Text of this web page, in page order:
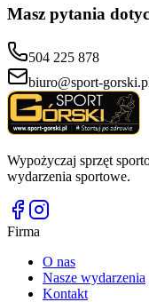
Masz pytania
504 225 878
biuro@sport-
Wypożyczaj sprzęt
wydarzenia sportowe.
Firma
O nas
Nasze wydarzenia
Kontakt